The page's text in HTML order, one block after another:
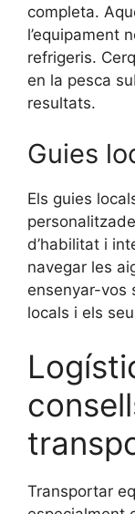
completa.
l’equipament
refrigeris.
en la pesca
resultats.
Guies
Els guies
d’habilitat i
navegar les
ensenyar-vos
locals i els
Transportar